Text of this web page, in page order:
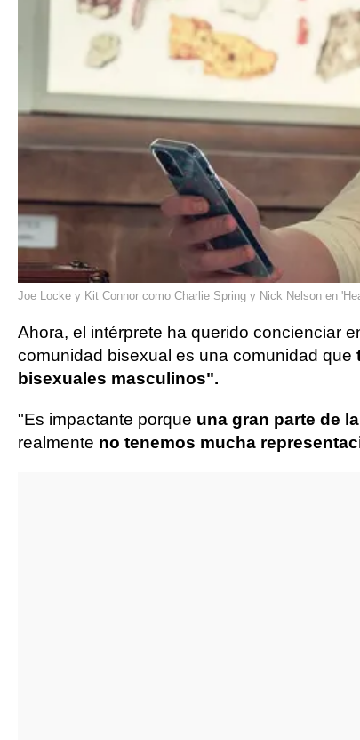
Joe Locke y Kit Connor como Charlie Spring y Nick Nelson en
Ahora, el intérprete ha querido concienciar
comunidad bisexual es una comunidad que
bisexuales masculinos".
"Es impactante porque una gran parte de
realmente no tenemos mucha